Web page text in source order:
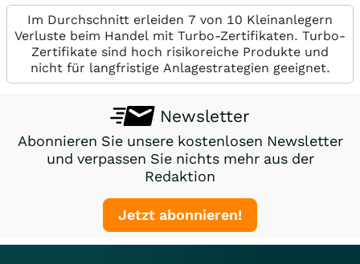
Im Durchschnitt erleiden 7 von 10 Kleinanlegern
Verluste beim Handel mit Turbo-Zertifikaten. Turbo-
Zertifikate sind hoch risikoreiche Produkte und
nicht für langfristige Anlagestrategien geeignet.
Newsletter
Abonnieren Sie unsere kostenlosen Newsletter
und verpassen Sie nichts mehr aus der
Redaktion
Jetzt abonnieren!